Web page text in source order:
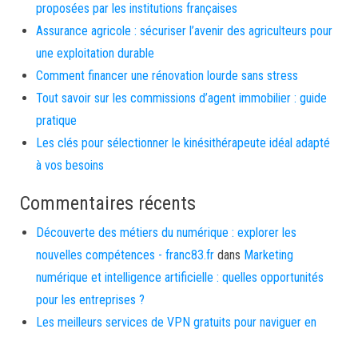
proposées par les institutions françaises
Assurance agricole : sécuriser l’avenir des agriculteurs pour
une exploitation durable
Comment financer une rénovation lourde sans stress
Tout savoir sur les commissions d’agent immobilier : guide
pratique
Les clés pour sélectionner le kinésithérapeute idéal adapté
à vos besoins
Commentaires récents
Découverte des métiers du numérique : explorer les
nouvelles compétences - franc83.fr dans Marketing
numérique et intelligence artificielle : quelles opportunités
pour les entreprises ?
Les meilleurs services de VPN gratuits pour naviguer en